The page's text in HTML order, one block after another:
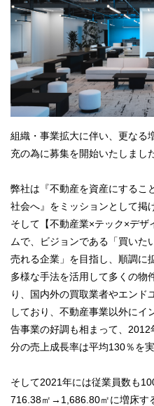
組織・事業拡大に伴い、更なる
充の為に募集を開始いたしまし
弊社は『不動産を資産にするこ
社会へ』をミッションとして掲
そして【不動産業×テック×デザ
ムで、ビジョンである「買いた
売れる企業」を目指し、順調に
多様な手法を活用して多くの物
り、国内外の買取業者やエンド
しており、不動産事業以外にイ
告事業の好調も相まって、
分の売上成長率は平均130％を
そして2021年には従業員数も
716.38㎡→1,686.80㎡に増床す